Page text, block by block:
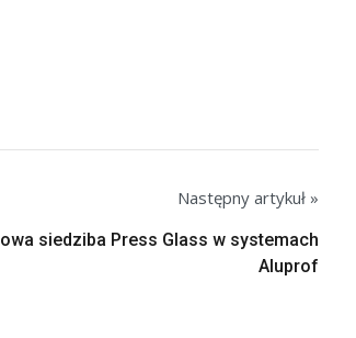
Następny artykuł »
siedziba Press Glass w systemach
Aluprof